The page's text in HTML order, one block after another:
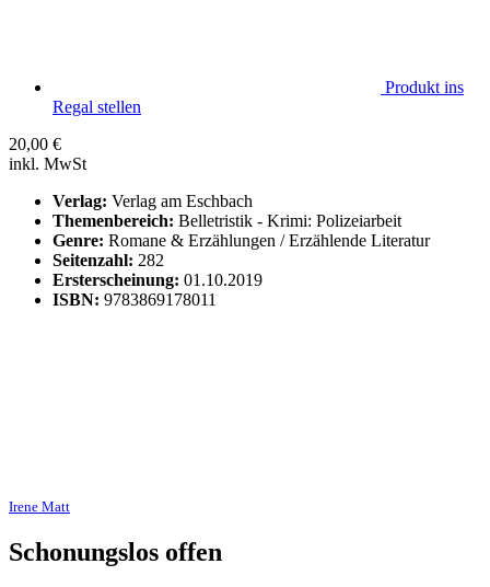
Produkt ins
Regal stellen
20,00 €
inkl. MwSt
Verlag: Verlag am Eschbach
Themenbereich: Belletristik - Krimi: Polizeiarbeit
Genre: Romane & Erzählungen / Erzählende Literatur
Seitenzahl: 282
Ersterscheinung: 01.10.2019
ISBN: 9783869178011
Irene Matt
Schonungslos offen